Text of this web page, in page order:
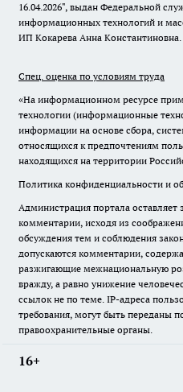
16.04.2026", выдан Федеральной
информационных технологий и
ИП Кокарева Анна Константиновна.
Спец. оценка по условиям труда
«На информационном ресурсе
технологии (информационные
информации на основе сбора,
относящихся к предпочтениям
находящихся на территории
Политика конфиденциальности и
Администрация портала оставляет
комментарии, исходя из
обсуждения тем и соблюдения
допускаются комментарии,
разжигающие межнациональную
вражду, а равно унижение
ссылок не по теме. IP-адреса
требования, могут быть переданы
правоохранительные органы.
16+